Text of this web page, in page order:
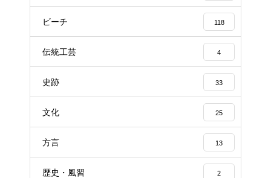
ビーチ 118
伝統工芸 4
史跡 33
文化 25
方言 13
歴史・風習 2